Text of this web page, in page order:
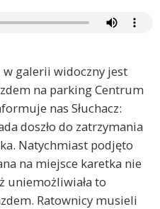
galerii widoczny jest
na parking Centrum
nas Słuchacz:
doszło do zatrzymania
Natychmiast podjęto
na miejsce karetka nie
uniemożliwiała to
Ratownicy musieli